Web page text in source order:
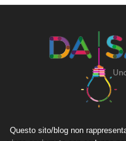
Questo sito/blog non